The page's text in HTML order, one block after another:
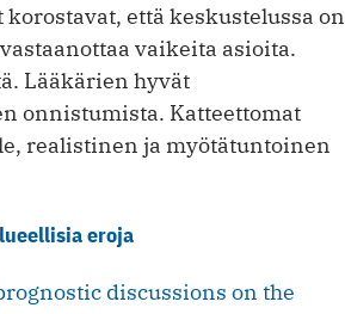
että keskustelussa on
vaikeita asioita.
Lääkärien hyvät
onnistumista. Katteettomat
realistinen ja myötätuntoinen
eroja
discussions on the